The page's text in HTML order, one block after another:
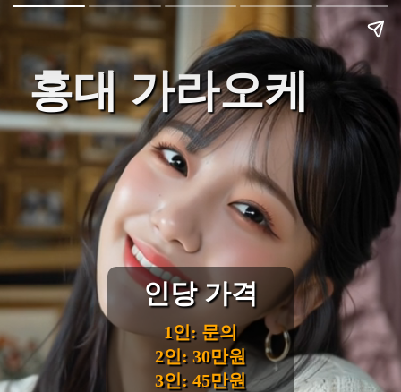
홍대 가라오케
인당 가격
1인: 문의
2인: 30만원
3인: 45만원